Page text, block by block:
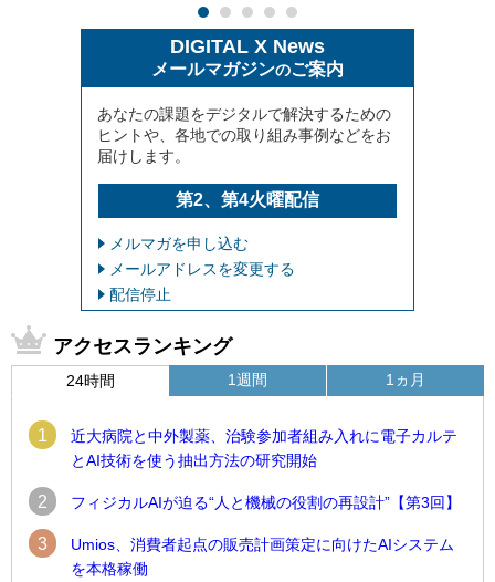
DIGITAL X News
メールマガジンのご案内
あなたの課題をデジタルで解決するための
ヒントや、各地での取り組み事例などをお
届けします。
第2、第4火曜配信
メルマガを申し込む
メールアドレスを変更する
配信停止
アクセスランキング
24時間
1
近大病院と中外製薬、治験参加者組み入れに電子カルテ
とAI技術を使う抽出方法の研究開始
2 フィジカルAIが迫る“人と機械の役割の再設計”【第3回】
3
Umios、消費者起点の販売計画策定に向けたAIシステム
を本格稼働
1週間 1ヵ月